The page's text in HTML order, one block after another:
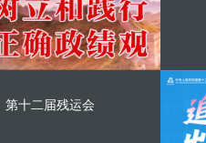
第十二届残运会